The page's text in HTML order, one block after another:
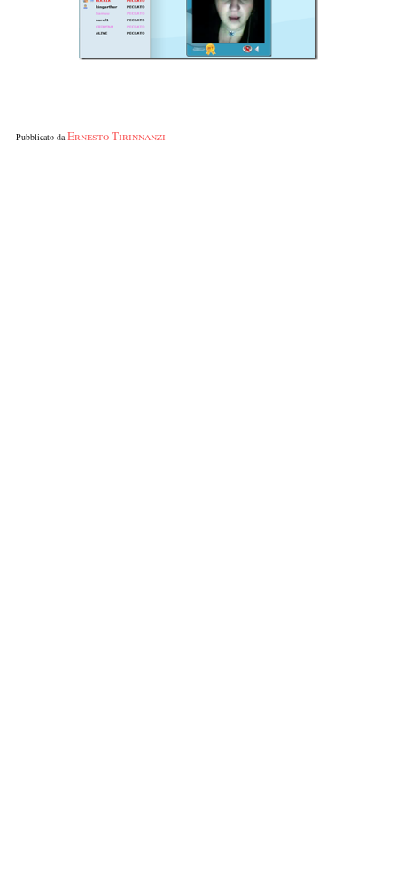
Pubblicato daErnesto Tirinnanzi